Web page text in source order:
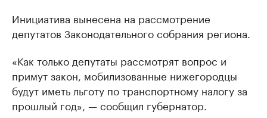
Инициатива вынесена на рассмотрение
депутатов Законодательного собрания региона.
«Как только депутаты рассмотрят вопрос и
примут закон, мобилизованные нижегородцы
будут иметь льготу по транспортному налогу за
прошлый год», — сообщил губернатор.